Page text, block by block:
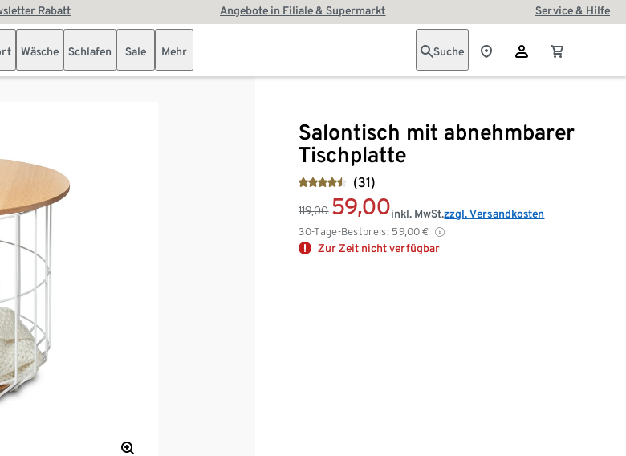
Rabatt Angebote in Filiale & Supermarkt Service & Hilfe
Wäsche Schlafen Sale Mehr Suche
Salontisch mit abnehmbarer
Tischplatte
(31)
119,00 59,00
30-Tage-Bestpreis: 59,00 €
inkl. MwSt.zzgl. Versandkosten
Zur Zeit nicht verfügbar